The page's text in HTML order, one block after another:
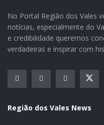
empresariais e sindicais
de vereadores de
para discutir sugestões
enfrentando dificuldades
O encontro, promovido
apoio da Secretaria
No Portal Região dos Vales
notícias, especialmente do
e credibilidade queremos
verdadeiras e inspirar com
Região dos Vales News